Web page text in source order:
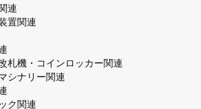
連
置関連
札機・コインロッカー関連
シナリー関連
ク関連